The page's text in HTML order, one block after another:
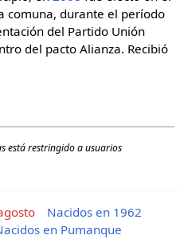
comuna, durante el período
del Partido Unión
del pacto Alianza. Recibió
está restringido a usuarios
Nacidos en 1962
en Pumanque